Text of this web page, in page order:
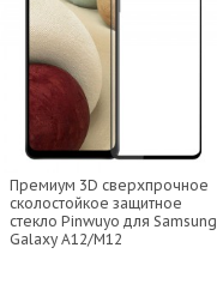
Премиум 3D сверхпрочное
сколостойкое защитное
стекло Pinwuyo для Samsung
Galaxy A12/M12